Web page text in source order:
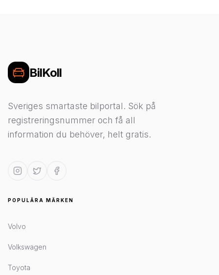
BilKoll
Sveriges smartaste bilportal. Sök på
registreringsnummer och få all
information du behöver, helt gratis.
POPULÄRA MÄRKEN
Volvo
Volkswagen
Toyota